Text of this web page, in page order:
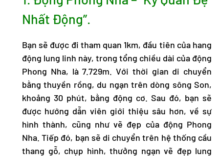
Nhất Động”.
Bạn sẽ được đi tham quan 1km, đầu tiên của hang
động lung linh này, trong tổng chiều dài của động
Phong Nha, là 7.729m. Với thời gian di chuyển
bằng thuyền rồng, du ngạn trên dòng sông Son,
khoảng 30 phút, bằng động cơ. Sau đó, bạn sẽ
được hướng dẫn viên giới thiệu sâu hơn, về sự
hình thành, cũng như vẽ đẹp của động Phong
Nha. Tiếp đó, bạn sẽ di chuyển trên hệ thống cầu
thang gỗ, chụp hình, thưởng ngạn vẽ đẹp lung